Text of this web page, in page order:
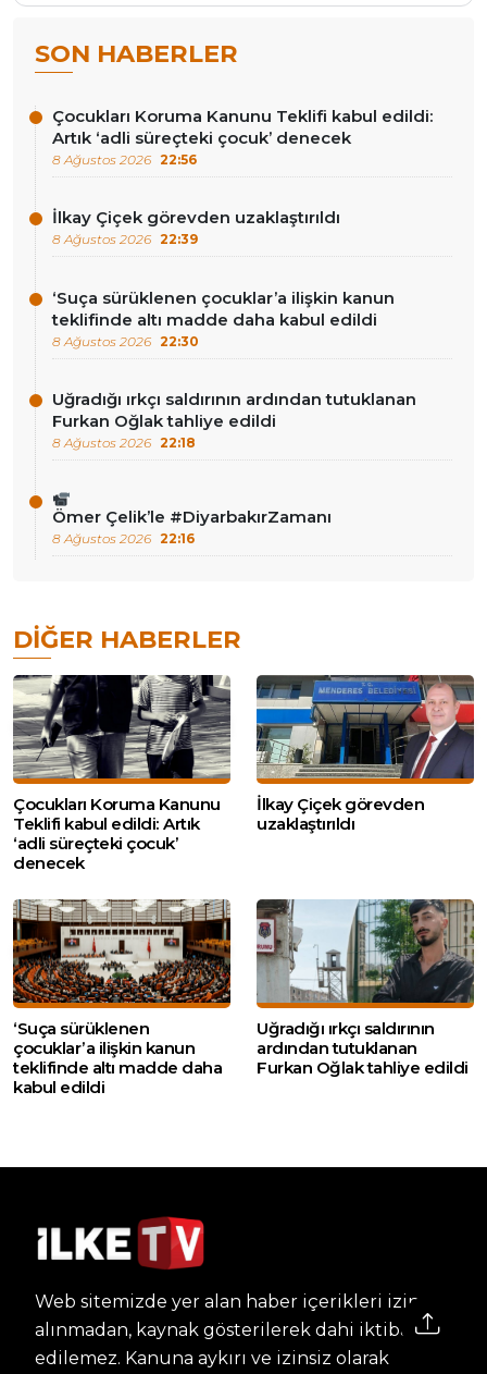
SON HABERLER
Çocukları Koruma Kanunu Teklifi kabul edildi:
Artık ‘adli süreçteki çocuk’ denecek
8 Ağustos 2026 22:56
İlkay Çiçek görevden uzaklaştırıldı
8 Ağustos 2026 22:39
‘Suça sürüklenen çocuklar’a ilişkin kanun
teklifinde altı madde daha kabul edildi
8 Ağustos 2026 22:30
Uğradığı ırkçı saldırının ardından tutuklanan
Furkan Oğlak tahliye edildi
8 Ağustos 2026 22:18
Ömer Çelik’le #DiyarbakırZamanı
8 Ağustos 2026 22:16
DIĞER HABERLER
Çocukları Koruma Kanunu
Teklifi kabul edildi: Artık
‘adli süreçteki çocuk’
denecek
İlkay Çiçek görevden
uzaklaştırıldı
‘Suça sürüklenen
çocuklar’a ilişkin kanun
teklifinde altı madde daha
kabul edildi
Uğradığı ırkçı saldırının
ardından tutuklanan
Furkan Oğlak tahliye edildi
Web sitemizde yer alan haber içerikleri izin
alınmadan, kaynak gösterilerek dahi iktibas
edilemez. Kanuna aykırı ve izinsiz olarak